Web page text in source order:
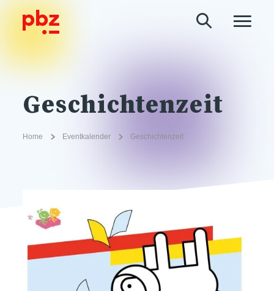
Geschichtenzeit
Home Eventkalender Geschichtenzeit